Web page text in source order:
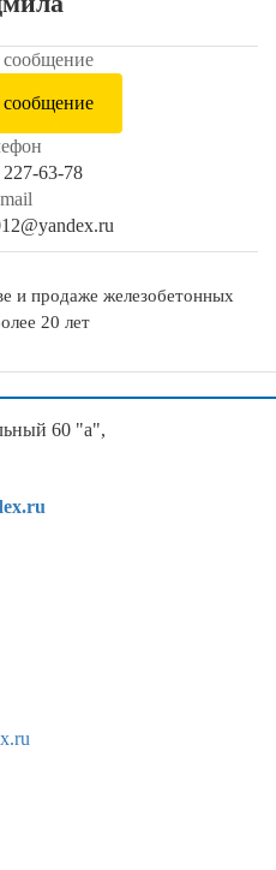
63-78
и продаже железобетонных
20 лет
60 "а",